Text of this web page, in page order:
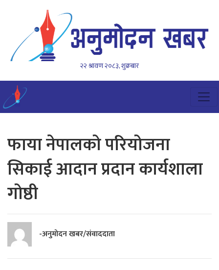
२२ श्रावण २०८३, शुक्रबार
फाया नेपालको परियोजना
सिकाई आदान प्रदान कार्यशाला
गोष्ठी
-अनुमोदन खबर/संवाददाता